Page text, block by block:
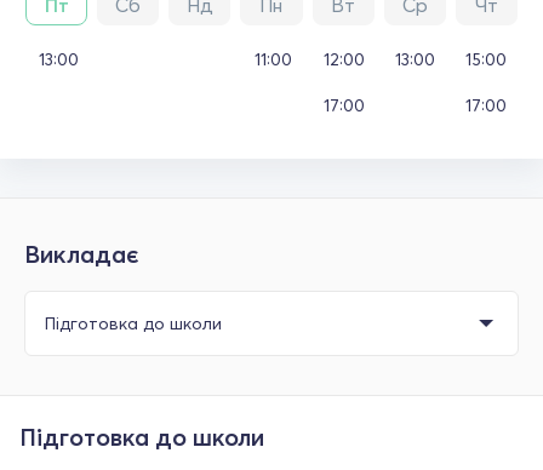
13:00 11:00 12:00
17:00
13:00 15:00
17:00
Викладає
Підготовка до школи